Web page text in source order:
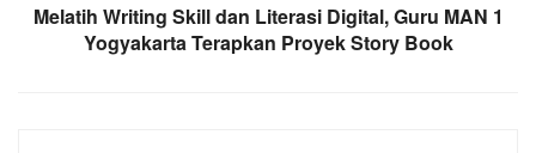
Melatih Writing Skill dan Literasi Digital, Guru MAN 1
Yogyakarta Terapkan Proyek Story Book